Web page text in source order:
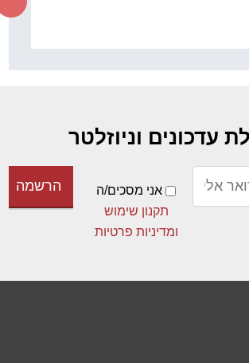
עדכונים וניוזלטר
אני מסכים/ה
תקנון שימוש
ומדיניות פרטיות